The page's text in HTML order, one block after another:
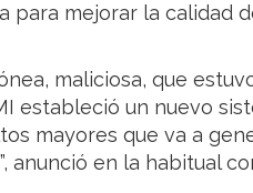
para mejorar la calidad
maliciosa, que
estableció un nuevo
mayores que va a
anunció en la habitual